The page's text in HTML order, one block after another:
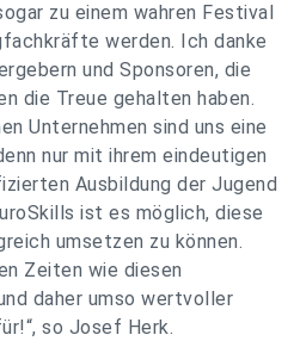
zu einem wahren Festival
werden. Ich danke
und Sponsoren, die
die Treue gehalten haben.
Unternehmen sind uns eine
nur mit ihrem eindeutigen
Ausbildung der Jugend
ist es möglich, diese
umsetzen zu können.
Zeiten wie diesen
daher umso wertvoller
so Josef Herk.